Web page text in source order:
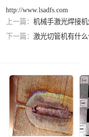
http://www.lsadfs.com
上一篇： 机械手激光焊接
下一篇： 激光切管机有什么
铝合金激光焊接